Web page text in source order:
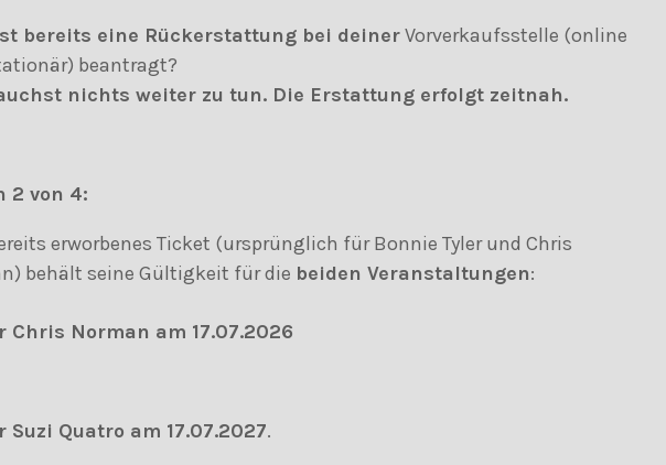
bereits eine Rückerstattung bei deinerVorverkaufsstelle (online
beantragt?
nichts weiter zu tun. Die Erstattung erfolgt zeitnah.
2 von 4:
erworbenes Ticket (ursprünglich für Bonnie Tyler und Chris
behält seine Gültigkeit für die beiden Veranstaltungen:
Chris Norman am 17.07.2026
Suzi Quatro am 17.07.2027.